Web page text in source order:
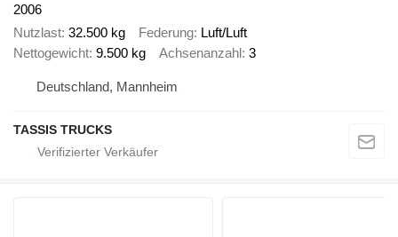
2006
Nutzlast 32.500 kg Federung Luft/Luft
Nettogewicht 9.500 kg Achsenanzahl 3
Deutschland, Mannheim
TASSIS TRUCKS